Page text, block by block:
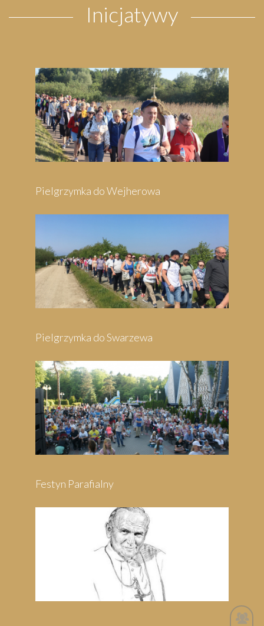
Inicjatywy
Pielgrzymka do Wejherowa
Pielgrzymka do Swarzewa
Festyn Parafialny